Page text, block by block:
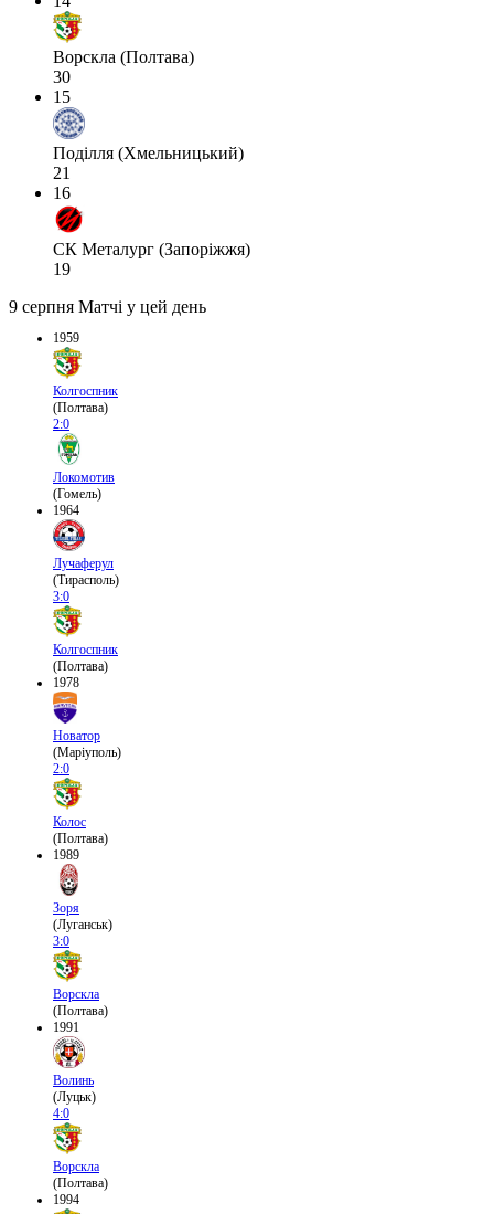
Ворскла (Полтава)
30
15
Поділля (Хмельницький)
21
16
СК Металург (Запоріжжя)
19
9 серпня Матчі у цей день
1959
Колгоспник
(Полтава)
2:0
Локомотив
(Гомель)
1964
Лучаферул
(Тирасполь)
3:0
Колгоспник
(Полтава)
1978
Новатор
(Маріуполь)
2:0
Колос
(Полтава)
1989
Зоря
(Луганськ)
3:0
Ворскла
(Полтава)
1991
Волинь
(Луцьк)
4:0
Ворскла
(Полтава)
1994